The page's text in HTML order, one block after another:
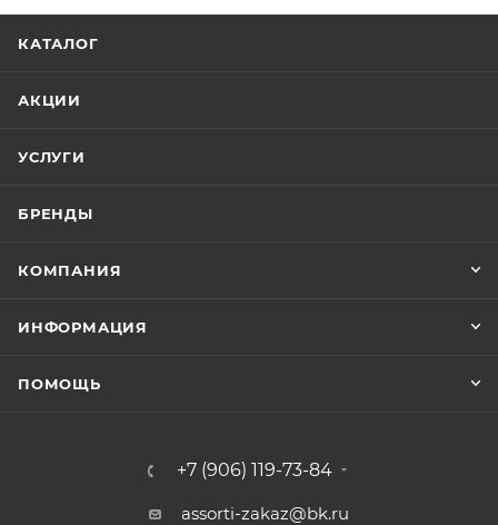
КАТАЛОГ
АКЦИИ
УСЛУГИ
БРЕНДЫ
КОМПАНИЯ
ИНФОРМАЦИЯ
ПОМОЩЬ
+7 (906) 119-73-84
assorti-zakaz@bk.ru